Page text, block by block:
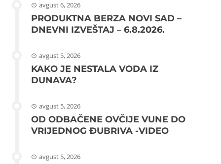
avgust 6, 2026
PRODUKTNA BERZA NOVI SAD –
DNEVNI IZVEŠTAJ – 6.8.2026.
avgust 5, 2026
KAKO JE NESTALA VODA IZ
DUNAVA?
avgust 5, 2026
OD ODBAČENE OVČIJE VUNE DO
VRIJEDNOG ĐUBRIVA -VIDEO
avgust 5, 2026